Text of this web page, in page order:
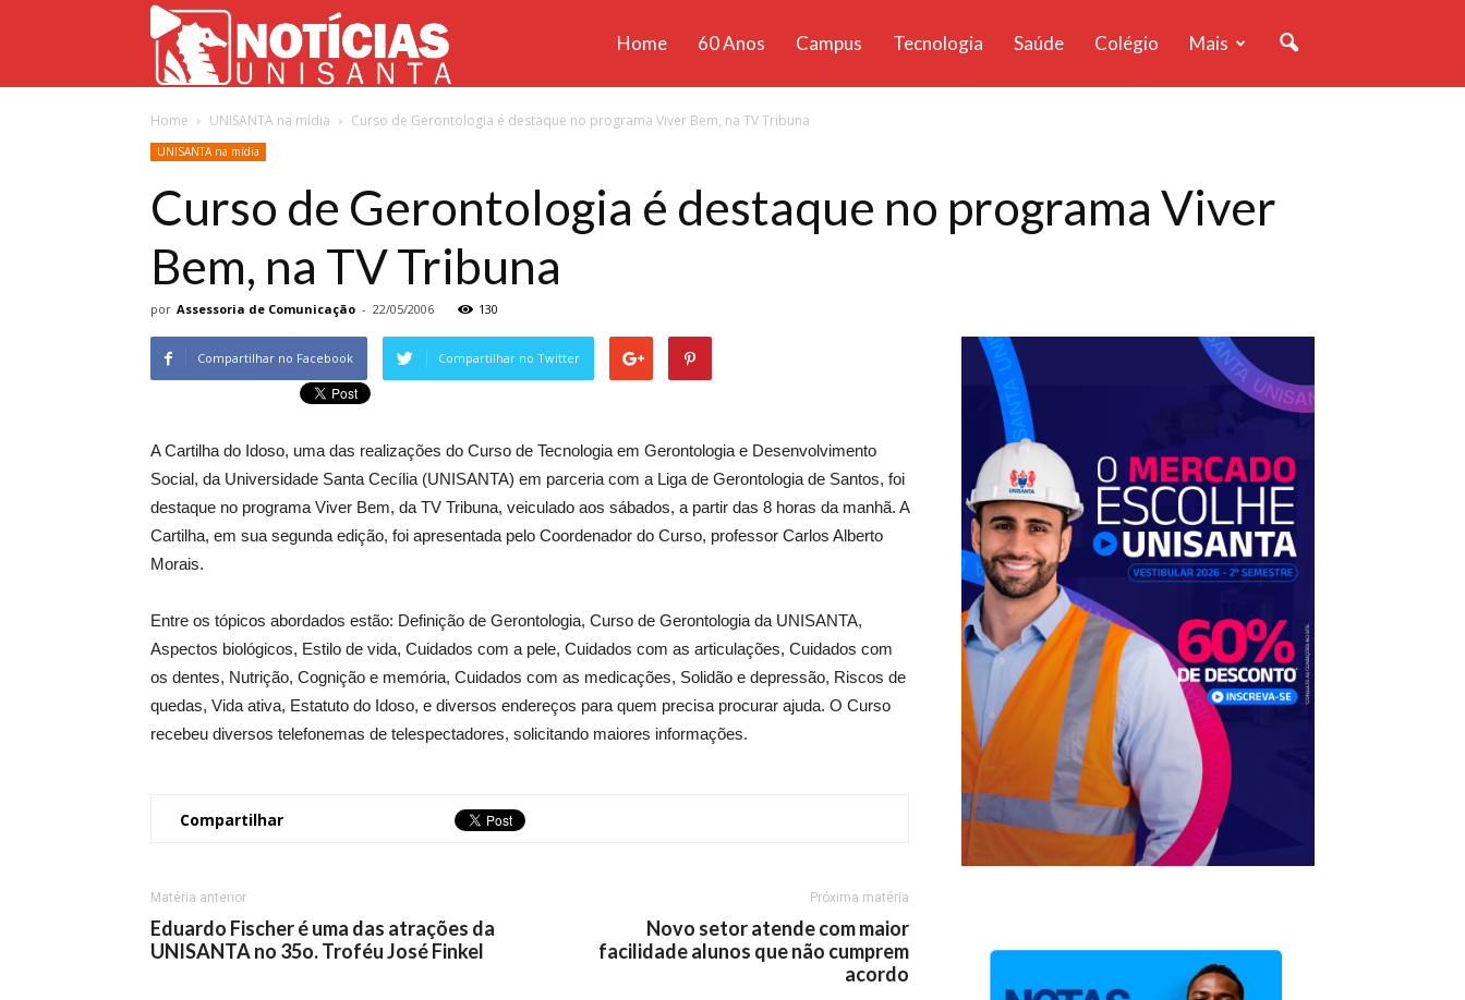
Unisanta
Home 60 Anos Campus Tecnologia Saúde Colégio Mais
Home UNISANTA na mídia Curso de Gerontologia é destaque no programa Viver Bem, na TV Tribuna
UNISANTA na mídia
Curso de Gerontologia é destaque no programa Viver
Bem, na TV Tribuna
por Assessoria de Comunicação - 22/05/2006 130
Compartilhar no Facebook Compartilhar no Twitter
A Cartilha do Idoso, uma das realizações do Curso de Tecnologia em Gerontologia e Desenvolvimento
Social, da Universidade Santa Cecília (UNISANTA) em parceria com a Liga de Gerontologia de Santos, foi
destaque no programa Viver Bem, da TV Tribuna, veiculado aos sábados, a partir das 8 horas da manhã. A
Cartilha, em sua segunda edição, foi apresentada pelo Coordenador do Curso, professor Carlos Alberto
Morais.
Entre os tópicos abordados estão: Definição de Gerontologia, Curso de Gerontologia da UNISANTA,
Aspectos biológicos, Estilo de vida, Cuidados com a pele, Cuidados com as articulações, Cuidados com
os dentes, Nutrição, Cognição e memória, Cuidados com as medicações, Solidão e depressão, Riscos de
quedas, Vida ativa, Estatuto do Idoso, e diversos endereços para quem precisa procurar ajuda. O Curso
recebeu diversos telefonemas de telespectadores, solicitando maiores informações.
Compartilhar
Matéria anterior
Eduardo Fischer é uma das atrações da
UNISANTA no 35o. Troféu José Finkel
Próxima matéria
Novo setor atende com maior
facilidade alunos que não cumprem
acordo